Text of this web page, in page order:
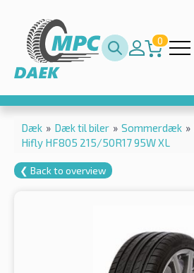
0
Dæk » Dæk til biler » Sommerdæk »
Hifly HF805 215/50R17 95W XL
❮ Back to overview